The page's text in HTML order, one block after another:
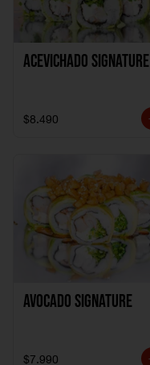
ACEVICHADO SIGNATURE
$8.490
AVOCADO SIGNATURE
$7.990